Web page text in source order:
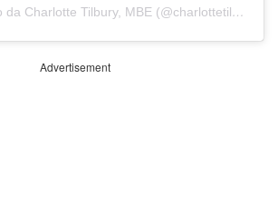
Un post condiviso da Charlotte Tilbury, MBE (@charlottetilbury)
Advertisement